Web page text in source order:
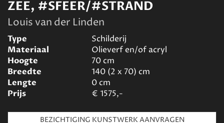
ZEE, #SFEER/#STRAND
Louis van der Linden
Type
Schilderij
Materiaal
Olieverf en/of acryl
Hoogte
70cm
Breedte
140 (2 x 70) cm
Lengte
0cm
Prijs
€ 1575,-
BEZICHTIGING KUNSTWERK AANVRAGEN